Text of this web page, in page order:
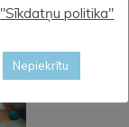
"Sīkdatņu politika"
Nepiekrītu